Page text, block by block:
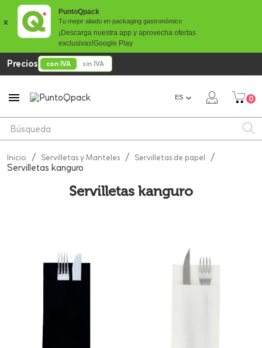
x
PuntoQpack
Tu mejor aliado en packaging gastronómico
¡Descarga nuestra app y aprovecha ofertas
exclusivas!Google Play
Precios con IVA sin IVA
 ES 0
Inicio Servilletas y Manteles Servilletas de papel
Servilletas kanguro
Servilletas kanguro